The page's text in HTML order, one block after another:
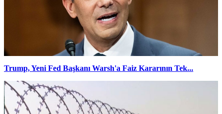
Trump, Yeni Fed Başkanı Warsh'a Faiz Kararının Tek...